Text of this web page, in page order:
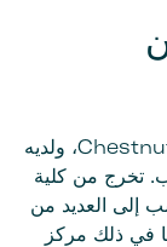
دكتور متخصص في الطب الباطني في Chestnut Hill، ولديه
تخرج من كلية
1965. وهو منتسب إلى العديد من
في ذلك مركز